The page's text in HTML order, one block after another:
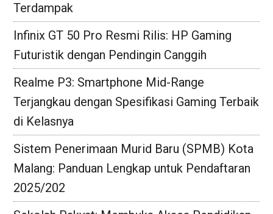
Terdampak
Infinix GT 50 Pro Resmi Rilis: HP Gaming
Futuristik dengan Pendingin Canggih
Realme P3: Smartphone Mid-Range
Terjangkau dengan Spesifikasi Gaming Terbaik
di Kelasnya
Sistem Penerimaan Murid Baru (SPMB) Kota
Malang: Panduan Lengkap untuk Pendaftaran
2025/202